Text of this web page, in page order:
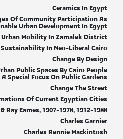
Ceramics In Egypt
Of Community Participation As
Urban Development In Egypt
Urban Mobility In Zamalek District
Sustainability In Neo-Liberal Cairo
Change By Design
Public Spaces By Cairo People
Special Focus On Public Gardens
Change The Street
Of Current Egyptian Cities
Ray Eames, 1907-1978, 1912-1988
Charles Garnier
Charles Rennie Mackintosh